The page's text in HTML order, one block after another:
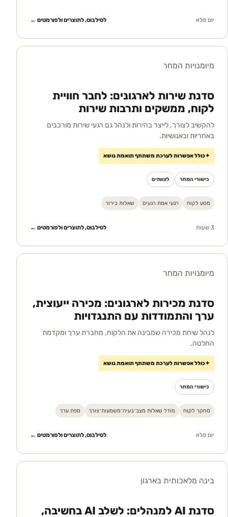
יום מלא לסילבוס, לתוצרים ולפורמטים ←
מיומנויות המחר
סדנת שירות לארגונים: לחבר חוויית
לקוח, ממשקים ותרבות שירות
להקשיב לצורך, לייצר בהירות ולנהל גם רגעי שירות מורכבים
באחריות ובאנושיות.
✦כולל אפשרות לערכת משתתף תואמת נושא
כישורי המחר לצוותים
מסע לקוח רגעי אמת רגעים שאלות בירור
3 שעות לסילבוס, לתוצרים ולפורמטים ←
מיומנויות המחר
סדנת מכירות לארגונים: מכירה ייעוצית,
ערך והתמודדות עם התנגדויות
לנהל שיחת מכירה שמבינה את הלקוח, מחברת ערך ומקדמת
החלטה.
✦כולל אפשרות לערכת משתתף תואמת נושא
כישורי המחר
מחקר לקוח מודל שאלות מצב־בעיה־משמעות־צורך מפת ערך
יום מלא לסילבוס, לתוצרים ולפורמטים ←
בינה מלאכותית בארגון
סדנת AI למנהלים: לשלב AI בחשיבה,